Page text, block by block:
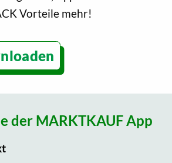
Vorteile mehr!
der MARKTKAUF App